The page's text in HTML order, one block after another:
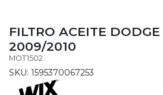
FILTRO ACEITE
2009/2010
MOT1502
SKU: 1595370067253